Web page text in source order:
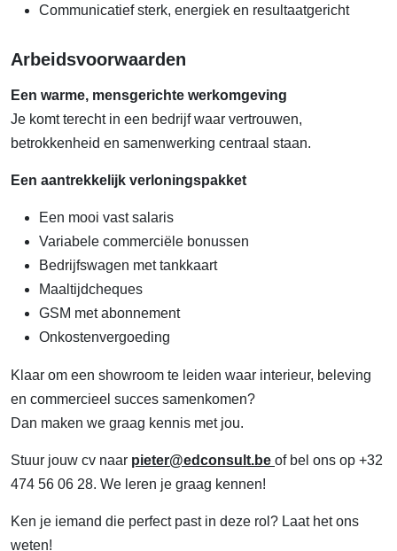
Communicatief sterk, energiek en resultaatgericht
Arbeidsvoorwaarden
Een warme, mensgerichte werkomgeving
Je komt terecht in een bedrijf waar vertrouwen,
betrokkenheid en samenwerking centraal staan.
Een aantrekkelijk verloningspakket
Een mooi vast salaris
Variabele commerciële bonussen
Bedrijfswagen met tankkaart
Maaltijdcheques
GSM met abonnement
Onkostenvergoeding
Klaar om een showroom te leiden waar interieur, beleving
en commercieel succes samenkomen?
Dan maken we graag kennis met jou.
Stuur jouw cv naar pieter@edconsult.be of bel ons op +32
474 56 06 28. We leren je graag kennen!
Ken je iemand die perfect past in deze rol? Laat het ons
weten!